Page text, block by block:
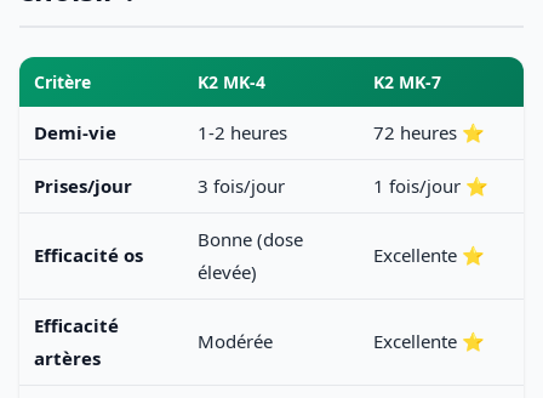
Critère K2 MK-4 K2 MK-7
Demi-vie 1-2 heures 72 heures ⭐
Prises/jour 3 fois/jour 1 fois/jour ⭐
Efficacité os
Bonne (dose
élevée)
Excellente ⭐
Efficacité
artères
Modérée Excellente ⭐